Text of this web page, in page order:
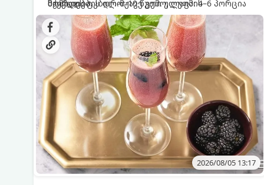
მაყვლის ტკბილ-მჟავე გემო, ლაიმის
ციტრუსოვანი არომატი და ცქრიალა ღვინის
ბუშტუკები ქმნის საოცრად დახვეწილ და
მაგრილებელ კოქტეილს.
სჭირდება.
მომზადების დრო: 10 წუთი ულუფა: 4–6 პორცია
2026/08/05 13:17